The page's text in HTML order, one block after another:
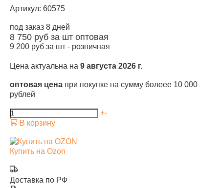
Артикул: 60575
под заказ 8 дней
8 750 руб за шт оптовая
9 200 руб за шт - розничная
Цена актуальна на 9 августа 2026 г.
оптовая цена при покупке на сумму болеее 10 000
рублей
+-
В корзину
Купить на Ozon
Доставка по РФ